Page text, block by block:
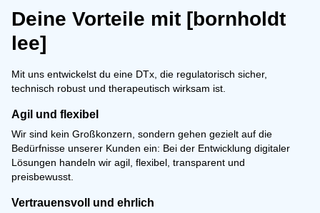
Deine Vorteile mit [bornholdt
lee]
Mit uns entwickelst du eine DTx, die regulatorisch sicher,
technisch robust und therapeutisch wirksam ist.
Agil und flexibel
Wir sind kein Großkonzern, sondern gehen gezielt auf die
Bedürfnisse unserer Kunden ein: Bei der Entwicklung digitaler
Lösungen handeln wir agil, flexibel, transparent und
preisbewusst.
Vertrauensvoll und ehrlich